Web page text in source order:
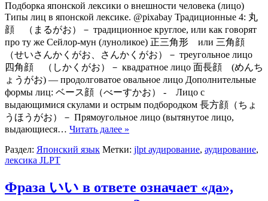
Подборка японской лексики о внешности человека (лицо)
Типы лиц в японской лексике. @pixabay Традиционные 4: 丸
顔 （まるがお）－ традиционное круглое, или как говорят
про ту же Сейлор-мун (луноликое) 正三角形 или 三角顔
（せいさんかくがお、さんかくがお）－ треугольное лицо
四角顔 （しかくがお）－ квадратное лицо 面長顔 (めんち
ょうがお) — продолговатое овальное лицо Дополнительные
формы лиц: ベース顔（べーすかお） - Лицо с
выдающимися скулами и острым подбородком 長方顔（ちょ
うほうがお）－ Прямоугольное лицо (вытянутое лицо,
выдающиеся… Читать далее »
Раздел: Японский язык Метки: jlpt аудирование, аудирование,
лексика JLPT
Фраза いい в ответе означает «да»,